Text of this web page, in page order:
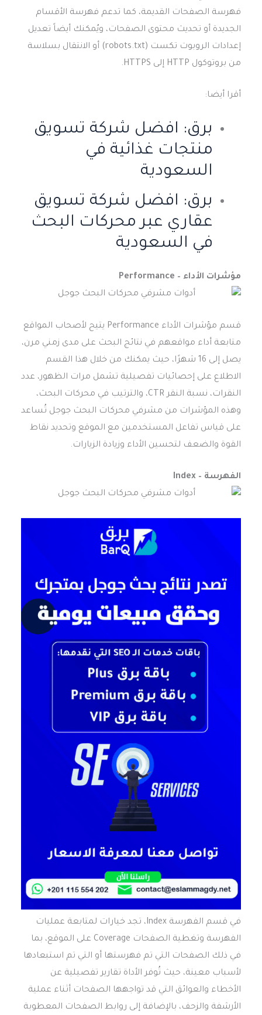
فهرسة الصفحات القديمة، كما تدعم فهرسة الأقسام
الجديدة أو تحديث محتوى الصفحات، ويُمكنك أيضاً تعديل
إعدادات الروبوت تكست (robots.txt) أو الانتقال بسلاسة
من بروتوكول HTTP إلى HTTPS.
أقرا أيضا:
برق: افضل شركة تسويق
منتجات غذائية​ في
السعودية
برق: افضل شركة تسويق
عقاري عبر محركات البحث
في السعودية
مؤشرات الأداء – Performance
قسم مؤشرات الأداء Performance يتيح لأصحاب المواقع
متابعة أداء مواقعهم في نتائج البحث على مدى زمني مرن،
يصل إلى 16 شهرًا، حيث يمكنك من خلال هذا القسم
الاطلاع على إحصائيات تفصيلية تشمل مرات الظهور، عدد
النقرات، نسبة النقر CTR، والترتيب في محركات البحث،
وهذه المؤشرات من مشرفي محركات البحث جوجل تُساعد
على قياس تفاعل المستخدمين مع الموقع وتحديد نقاط
القوة والضعف لتحسين الأداء وزيادة الزيارات.
الفهرسة – Index
في قسم الفهرسة Index، تجد خيارات لمتابعة عمليات
الفهرسة وتغطية الصفحات Coverage على الموقع، بما
في ذلك الصفحات التي تم فهرستها أو التي تم استبعادها
لأسباب معينة، حيث تُوفر الأداة تقارير تفصيلية عن
الأخطاء والعوائق التي قد تواجهها الصفحات أثناء عملية
الأرشفة والزحف، بالإضافة إلى روابط الصفحات المعطوبة